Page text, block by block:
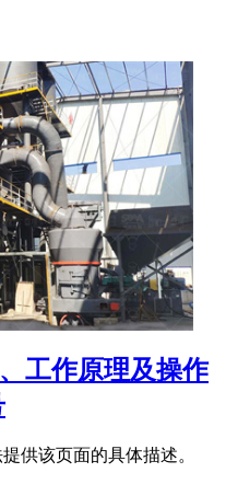
工作原理及操作
供该页面的具体描述。